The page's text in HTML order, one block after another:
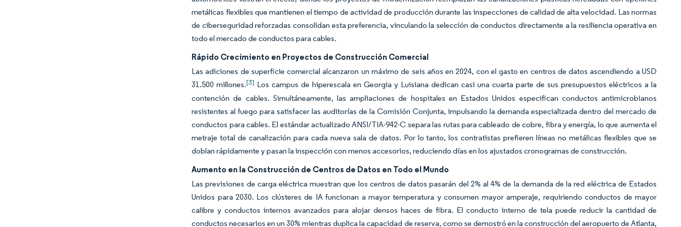
metálicas flexibles que mantienen el tiempo de actividad de producción durante las inspecciones de calidad de alta velocidad. Las normas
de ciberseguridad reforzadas consolidan esta preferencia, vinculando la selección de conductos directamente a la resiliencia operativa en
todo el mercado de conductos para cables.
Rápido Crecimiento en Proyectos de Construcción Comercial
Las adiciones de superficie comercial alcanzaron un máximo de seis años en 2024, con el gasto en centros de datos ascendiendo a USD
31.500 millones.[3] Los campus de hiperescala en Georgia y Luisiana dedican casi una cuarta parte de sus presupuestos eléctricos a la
contención de cables. Simultáneamente, las ampliaciones de hospitales en Estados Unidos especifican conductos antimicrobianos
resistentes al fuego para satisfacer las auditorías de la Comisión Conjunta, impulsando la demanda especializada dentro del mercado de
conductos para cables. El estándar actualizado ANSI/TIA-942-C separa las rutas para cableado de cobre, fibra y energía, lo que aumenta el
metraje total de canalización para cada nueva sala de datos. Por lo tanto, los contratistas prefieren líneas no metálicas flexibles que se
doblan rápidamente y pasan la inspección con menos accesorios, reduciendo días en los ajustados cronogramas de construcción.
Aumento en la Construcción de Centros de Datos en Todo el Mundo
Las previsiones de carga eléctrica muestran que los centros de datos pasarán del 2% al 4% de la demanda de la red eléctrica de Estados
Unidos para 2030. Los clústeres de IA funcionan a mayor temperatura y consumen mayor amperaje, requiriendo conductos de mayor
calibre y conductos internos avanzados para alojar densos haces de fibra. El conducto interno de tela puede reducir la cantidad de
conductos necesarios en un 30% mientras duplica la capacidad de reserva, como se demostró en la construcción del aeropuerto de Atlanta,